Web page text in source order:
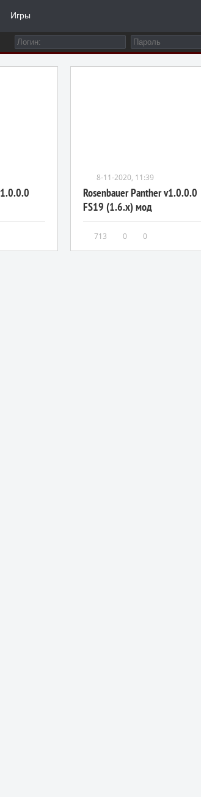
Игры
8-11-2020, 11:39
Rosenbauer Panther v1.0.0.0
FS19 (1.6.x) мод
713 0 0